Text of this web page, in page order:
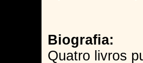
Biografia:
Quatro livros